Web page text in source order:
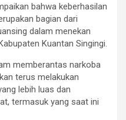
bahwa keberhasilan
bagian dari
dalam menekan
Kuantan Singingi.
memberantas narkoba
terus melakukan
lebih luas dan
termasuk yang saat ini